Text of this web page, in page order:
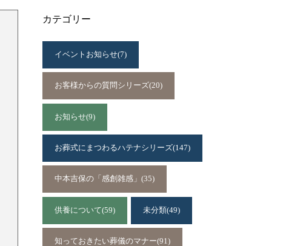
カテゴリー
イベントお知らせ(7)
お客様からの質問シリーズ(20)
お知らせ(9)
お葬式にまつわるハテナシリーズ(147)
中本吉保の「感創雑感」 (35)
供養について(59) 未分類(49)
知っておきたい葬儀のマナー(91)